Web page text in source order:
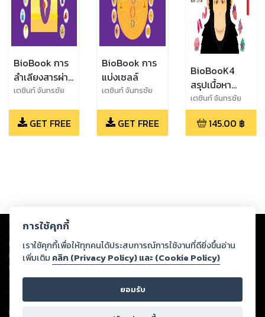
BioBook การ
ลำเลียงสารผ่าน
เซลล์
เตชินท์ จันทรชัย
GET FREE
BioBook การ
แบ่งเซลล์
เตชินท์ จันทรชัย
GET FREE
BioBooK4
สรุปเนื้อหา
ชีววิทยา เล่ม 4
เตชินท์ จันทรชัย
145.00 ฿
Copyright © 2026
ต่อผลงานหรือเนื้อหาใดที่อัปโหลดผ่านเว็บไซต์และปรากฏว่าละเมิดสิทธิใน
ทรัพย์สินทางปัญญาของบุคคลอื่นหรือขัดต่อกฎหมายและศีลธรรม ดังนั้น ผู้อ่าน
ทุกท่านโปรดใช้วิจารณญาณในการกลั่นกรองด้วยตนเอง และหากท่านพบว่าส่วน
หนึ่งส่วนใดขัดต่อกฎหมายและศีลธรรม กรุณาแจ้งมายังบริษัท เพื่อทีมงานจะได้
ดำเนินการในทันที ทั้งนี้ ทางสตอรี่ล็อกขอสงวนลิขสิทธิ์ตามพระราชบัญญัติ
ลิขสิทธิ์ พ.ศ. 2537 (ฉบับล่าสุด)
For support: member@ookbee.com
การใช้คุกกี้
เราใช้คุกกี้เพื่อให้ทุกคนได้ประสบการณ์การใช้งานที่ดียิ่งขึ้นอ่าน
เพิ่มเติม คลิก (Privacy Policy) และ (Cookie Policy)
ยอมรับ